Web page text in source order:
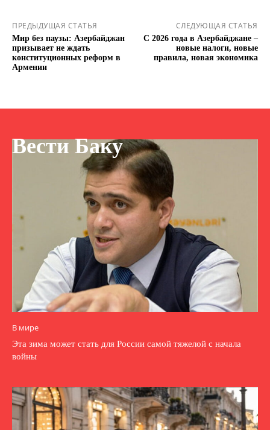
ПРЕДЫДУЩАЯ СТАТЬЯ
Мир без паузы: Азербайджан
призывает не ждать
конституционных реформ в
Армении
СЛЕДУЮЩАЯ СТАТЬЯ
С 2026 года в Азербайджане –
новые налоги, новые
правила, новая экономика
Вести Баку
В мире
Эта зима может стать для России самой тяжелой с начала
войны